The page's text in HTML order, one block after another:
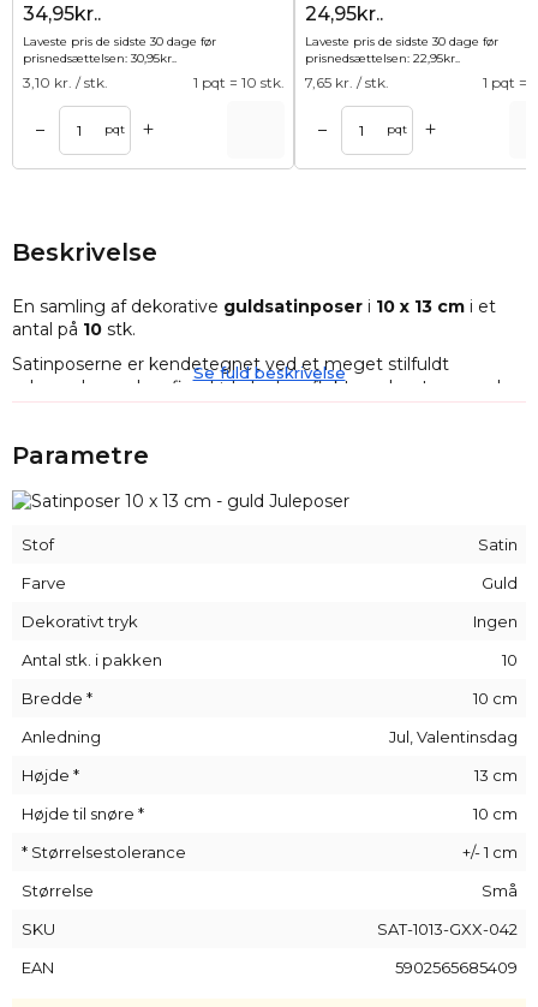
34,95kr..
Laveste pris de sidste 30 dage før
prisnedsættelsen: 30,95kr..
3,10 kr. / stk. 1 pqt = 10 stk.
– pqt +
24,95kr..
Laveste pris de sidste 30 dage før
prisnedsættelsen: 22,95kr..
7,65 kr. / stk. 1 pqt =
– pqt +
Beskrivelse
En samling af dekorative guldsatinposer i 10 x 13 cm i et
antal på 10 stk.
Satinposerne er kendetegnet ved et meget stilfuldt
udseende med en fin glød, da de reflekterer lyset en smule
og også er meget behagelige at røre ved. Denne
interesse, som kun stiger med tiden - for hvordan kan man
delikat, at det svæver i hånden?
Disse særlige egenskaber gør satinposer ideelle til at pakke
en reklamebegivenhed. Smykker, parfume, duftende sæber -
Se fuld beskrivelse
Parametre
Stof
Satin
Farve
Guld
Dekorativt tryk
Ingen
Antal stk. i pakken
10
Bredde *
10 cm
Anledning
Jul, Valentinsdag
Højde *
13 cm
Højde til snøre *
10 cm
* Størrelsestolerance
+/- 1 cm
Størrelse
Små
SKU
SAT-1013-GXX-042
EAN
5902565685409